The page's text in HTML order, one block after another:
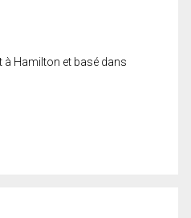
à Hamilton et basé dans